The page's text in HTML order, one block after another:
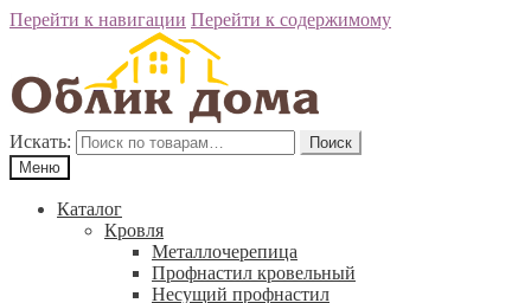
Перейти к навигации Перейти к содержимому
Искать:
Поиск
Меню
Каталог
Кровля
Металлочерепица
Профнастил кровельный
Несущий профнастил